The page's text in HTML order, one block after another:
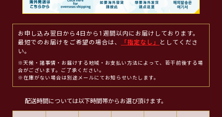
お申し込み翌日から4日から1週間以内にお届けしております。
最短でのお届けをご希望の場合は、
「指定なし」
としてくださ
い。
※天候・諸事情・お届けする地域・お支払い方法によって、若干前後する場
合がございます。ご了承ください。
※在庫がない場合は別途メールにてお知らせいたします。
配送時間については以下時間帯からお選び頂けます。